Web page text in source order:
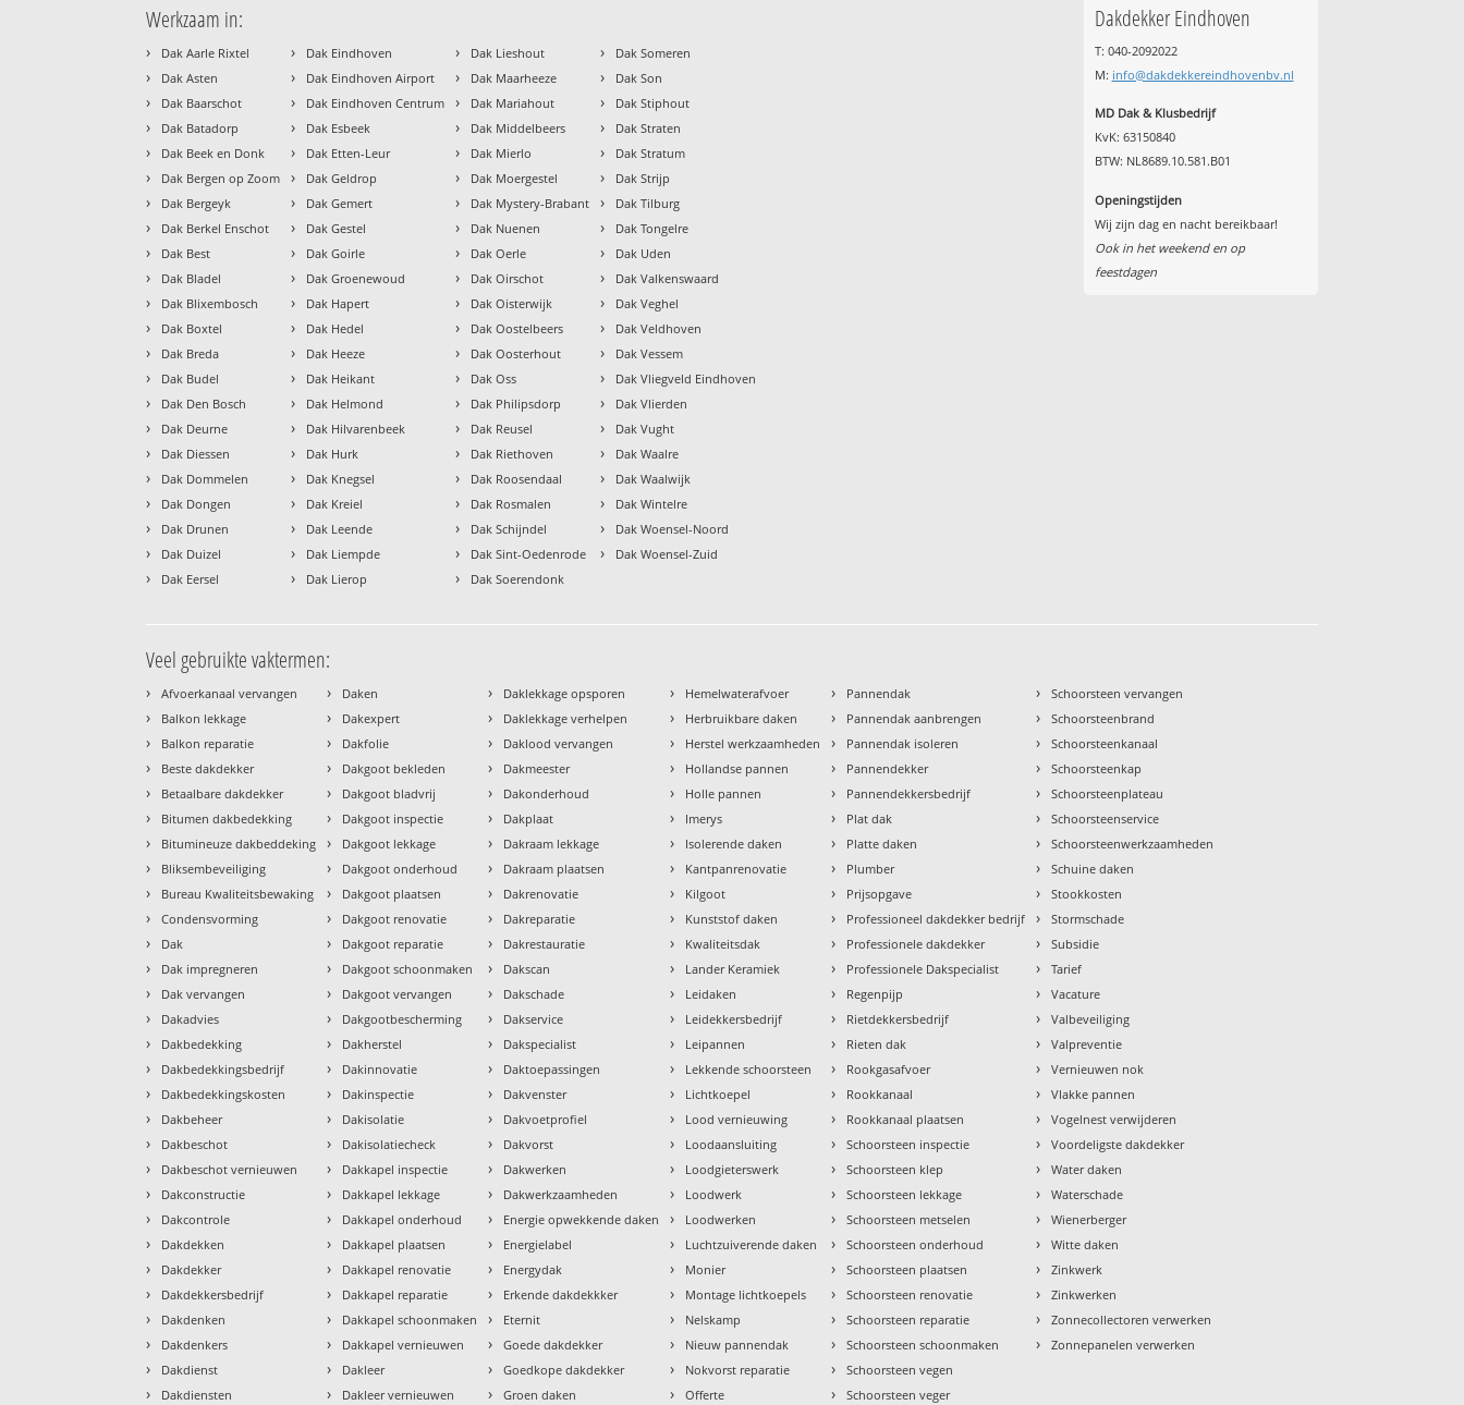
Werkzaam in:
› Dak Aarle Rixtel
› Dak Asten
› Dak Baarschot
› Dak Batadorp
› Dak Beek en Donk
› Dak Bergen op Zoom
› Dak Bergeyk
› Dak Berkel Enschot
› Dak Best
› Dak Bladel
› Dak Blixembosch
› Dak Boxtel
› Dak Breda
› Dak Budel
› Dak Den Bosch
› Dak Deurne
› Dak Diessen
› Dak Dommelen
› Dak Dongen
› Dak Drunen
› Dak Duizel
› Dak Eersel
› Dak Eindhoven
› Dak Eindhoven Airport
› Dak Eindhoven Centrum
› Dak Esbeek
› Dak Etten-Leur
› Dak Geldrop
› Dak Gemert
› Dak Gestel
› Dak Goirle
› Dak Groenewoud
› Dak Hapert
› Dak Hedel
› Dak Heeze
› Dak Heikant
› Dak Helmond
› Dak Hilvarenbeek
› Dak Hurk
› Dak Knegsel
› Dak Kreiel
› Dak Leende
› Dak Liempde
› Dak Lierop
› Dak Lieshout
› Dak Maarheeze
› Dak Mariahout
› Dak Middelbeers
› Dak Mierlo
› Dak Moergestel
› Dak Mystery-Brabant
› Dak Nuenen
› Dak Oerle
› Dak Oirschot
› Dak Oisterwijk
› Dak Oostelbeers
› Dak Oosterhout
› Dak Oss
› Dak Philipsdorp
› Dak Reusel
› Dak Riethoven
› Dak Roosendaal
› Dak Rosmalen
› Dak Schijndel
› Dak Sint-Oedenrode
› Dak Soerendonk
› Dak Someren
› Dak Son
› Dak Stiphout
› Dak Straten
› Dak Stratum
› Dak Strijp
› Dak Tilburg
› Dak Tongelre
› Dak Uden
› Dak Valkenswaard
› Dak Veghel
› Dak Veldhoven
› Dak Vessem
› Dak Vliegveld Eindhoven
› Dak Vlierden
› Dak Vught
› Dak Waalre
› Dak Waalwijk
› Dak Wintelre
› Dak Woensel-Noord
› Dak Woensel-Zuid
Dakdekker Eindhoven
T: 040-2092022
M: info@dakdekkereindhovenbv.nl
MD Dak & Klusbedrijf
KvK: 63150840
BTW: NL8689.10.581.B01
Openingstijden
Wij zijn dag en nacht bereikbaar!
Ook in het weekend en op
feestdagen
Veel gebruikte vaktermen:
› Afvoerkanaal vervangen
› Balkon lekkage
› Balkon reparatie
› Beste dakdekker
› Betaalbare dakdekker
› Bitumen dakbedekking
› Bitumineuze dakbeddeking
› Bliksembeveiliging
› Bureau Kwaliteitsbewaking
› Condensvorming
› Dak
› Dak impregneren
› Dak vervangen
› Dakadvies
› Dakbedekking
› Dakbedekkingsbedrijf
› Dakbedekkingskosten
› Dakbeheer
› Dakbeschot
› Dakbeschot vernieuwen
› Dakconstructie
› Dakcontrole
› Dakdekken
› Dakdekker
› Dakdekkersbedrijf
› Dakdenken
› Dakdenkers
› Dakdienst
› Dakdiensten
› Daken
› Dakexpert
› Dakfolie
› Dakgoot bekleden
› Dakgoot bladvrij
› Dakgoot inspectie
› Dakgoot lekkage
› Dakgoot onderhoud
› Dakgoot plaatsen
› Dakgoot renovatie
› Dakgoot reparatie
› Dakgoot schoonmaken
› Dakgoot vervangen
› Dakgootbescherming
› Dakherstel
› Dakinnovatie
› Dakinspectie
› Dakisolatie
› Dakisolatiecheck
› Dakkapel inspectie
› Dakkapel lekkage
› Dakkapel onderhoud
› Dakkapel plaatsen
› Dakkapel renovatie
› Dakkapel reparatie
› Dakkapel schoonmaken
› Dakkapel vernieuwen
› Dakleer
› Dakleer vernieuwen
› Daklekkage opsporen
› Daklekkage verhelpen
› Daklood vervangen
› Dakmeester
› Dakonderhoud
› Dakplaat
› Dakraam lekkage
› Dakraam plaatsen
› Dakrenovatie
› Dakreparatie
› Dakrestauratie
› Dakscan
› Dakschade
› Dakservice
› Dakspecialist
› Daktoepassingen
› Dakvenster
› Dakvoetprofiel
› Dakvorst
› Dakwerken
› Dakwerkzaamheden
› Energie opwekkende daken
› Energielabel
› Energydak
› Erkende dakdekkker
› Eternit
› Goede dakdekker
› Goedkope dakdekker
› Groen daken
› Hemelwaterafvoer
› Herbruikbare daken
› Herstel werkzaamheden
› Hollandse pannen
› Holle pannen
› Imerys
› Isolerende daken
› Kantpanrenovatie
› Kilgoot
› Kunststof daken
› Kwaliteitsdak
› Lander Keramiek
› Leidaken
› Leidekkersbedrijf
› Leipannen
› Lekkende schoorsteen
› Lichtkoepel
› Lood vernieuwing
› Loodaansluiting
› Loodgieterswerk
› Loodwerk
› Loodwerken
› Luchtzuiverende daken
› Monier
› Montage lichtkoepels
› Nelskamp
› Nieuw pannendak
› Nokvorst reparatie
› Offerte
› Pannendak
› Pannendak aanbrengen
› Pannendak isoleren
› Pannendekker
› Pannendekkersbedrijf
› Plat dak
› Platte daken
› Plumber
› Prijsopgave
› Professioneel dakdekker bedrijf
› Professionele dakdekker
› Professionele Dakspecialist
› Regenpijp
› Rietdekkersbedrijf
› Rieten dak
› Rookgasafvoer
› Rookkanaal
› Rookkanaal plaatsen
› Schoorsteen inspectie
› Schoorsteen klep
› Schoorsteen lekkage
› Schoorsteen metselen
› Schoorsteen onderhoud
› Schoorsteen plaatsen
› Schoorsteen renovatie
› Schoorsteen reparatie
› Schoorsteen schoonmaken
› Schoorsteen vegen
› Schoorsteen veger
› Schoorsteen vervangen
› Schoorsteenbrand
› Schoorsteenkanaal
› Schoorsteenkap
› Schoorsteenplateau
› Schoorsteenservice
› Schoorsteenwerkzaamheden
› Schuine daken
› Stookkosten
› Stormschade
› Subsidie
› Tarief
› Vacature
› Valbeveiliging
› Valpreventie
› Vernieuwen nok
› Vlakke pannen
› Vogelnest verwijderen
› Voordeligste dakdekker
› Water daken
› Waterschade
› Wienerberger
› Witte daken
› Zinkwerk
› Zinkwerken
› Zonnecollectoren verwerken
› Zonnepanelen verwerken